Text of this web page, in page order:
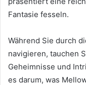
Fantasie fesseln.
Während Sie durch
navigieren, tauchen
Geheimnisse und
es darum, was